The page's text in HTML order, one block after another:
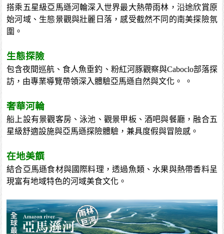
搭乘五星級亞馬遜河輪深入世界最大熱帶雨林，沿途欣賞原
始河域、生態景觀與壯麗日落，感受截然不同的南美探險氛
圍。
生態探險
包含夜間巡航、食人魚垂釣、粉紅河豚觀察與Caboclo部落探
訪，由專業導覽帶領深入體驗亞馬遜自然與文化。 。
奢華河輪
船上設有景觀客房、泳池、觀景甲板、酒吧與餐廳，融合五
星級舒適設施與亞馬遜探險體驗，兼具度假與冒險感。
在地美饌
結合亞馬遜食材與國際料理，透過魚類、水果與熱帶香料呈
現富有地域特色的河域美食文化。